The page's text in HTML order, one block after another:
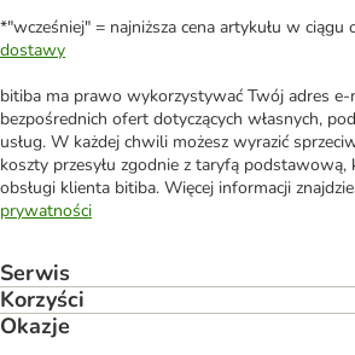
*"wcześniej" = najniższa cena artykułu w ciągu
dostawy
bitiba ma prawo wykorzystywać Twój adres e-
bezpośrednich ofert dotyczących własnych,
usług. W każdej chwili możesz wyrazić
koszty przesyłu zgodnie z taryfą podstawową,
obsługi klienta bitiba. Więcej informacji
prywatności
Serwis
Korzyści
Okazje